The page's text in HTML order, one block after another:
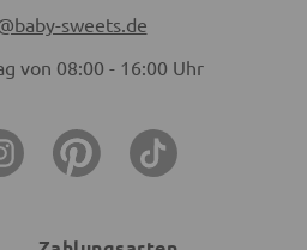
sweets.de
von 08:00 - 16:00 Uhr